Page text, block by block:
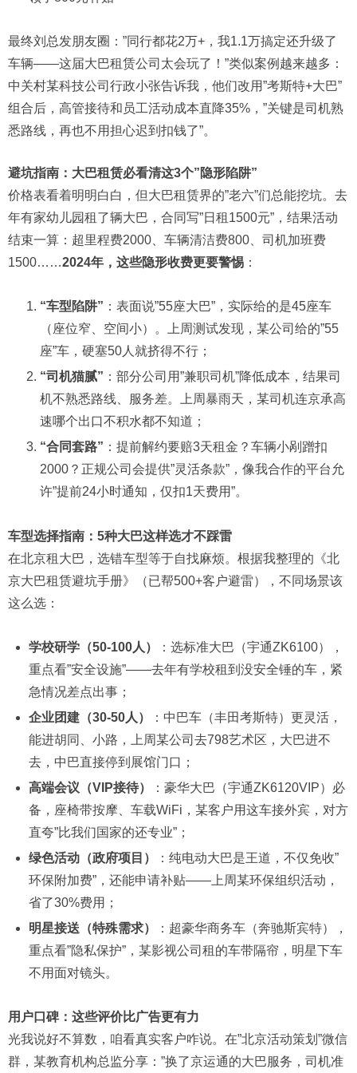
最终刘总发朋友圈：”同行都花2万+，我1.1万搞定还升级了
车辆——这届大巴租赁公司太会玩了！”类似案例越来越多：
中关村某科技公司行政小张告诉我，他们改用”考斯特+大巴”
组合后，高管接待和员工活动成本直降35%，”关键是司机熟
悉路线，再也不用担心迟到扣钱了”。
避坑指南：大巴租赁必看清这3个”隐形陷阱”
价格表看着明明白白，但大巴租赁界的”老六”们总能挖坑。去
年有家幼儿园租了辆大巴，合同写”日租1500元”，结果活动
结束一算：超里程费2000、车辆清洁费800、司机加班费
1500……2024年，这些隐形收费更要警惕 ：
“车型陷阱” ：表面说”55座大巴”，实际给的是45座车
（座位窄、空间小）。上周测试发现，某公司给的”55
座”车，硬塞50人就挤得不行；
“司机猫腻” ：部分公司用”兼职司机”降低成本，结果司
机不熟悉路线、服务差。上周暴雨天，某司机连京承高
速哪个出口不积水都不知道；
“合同套路” ：提前解约要赔3天租金？车辆小剐蹭扣
2000？正规公司会提供”灵活条款”，像我合作的平台允
许”提前24小时通知，仅扣1天费用”。
车型选择指南：5种大巴这样选才不踩雷
在北京租大巴，选错车型等于自找麻烦。根据我整理的《北
京大巴租赁避坑手册》（已帮500+客户避雷），不同场景该
这么选：
学校研学（50-100人）
：选标准大巴（宇通ZK6100），
重点看”安全设施”——去年有学校租到没安全锤的车，紧
急情况差点出事；
企业团建（30-50人）
：中巴车（丰田考斯特）更灵活，
能进胡同、小路，上周某公司去798艺术区，大巴进不
去，中巴直接停到展馆门口；
高端会议（VIP接待）
：豪华大巴（宇通ZK6120VIP）必
备，座椅带按摩、车载WiFi，某客户用这车接外宾，对方
直夸”比我们国家的还专业”；
绿色活动（政府项目）
：纯电动大巴是王道，不仅免收”
环保附加费”，还能申请补贴——上周某环保组织活动，
省了30%费用；
明星接送（特殊需求）
：超豪华商务车（奔驰斯宾特），
重点看”隐私保护”，某影视公司租的车带隔帘，明星下车
不用面对镜头。
用户口碑：这些评价比广告更有力
光我说好不算数，咱看真实客户咋说。在”北京活动策划”微信
群，某教育机构总监分享：”换了京运通的大巴服务，司机准